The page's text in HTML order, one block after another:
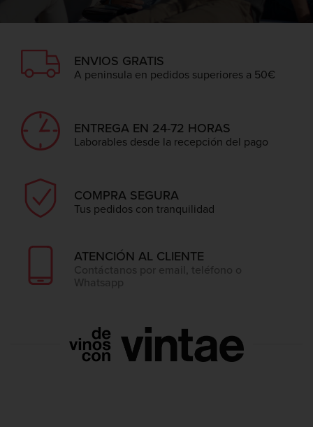
ENVIOS GRATIS
A peninsula en pedidos superiores a 50€
ENTREGA EN 24-72 HORAS
Laborables desde la recepción del pago
COMPRA SEGURA
Tus pedidos con tranquilidad
ATENCIÓN AL CLIENTE
Contáctanos por email, teléfono o
Whatsapp